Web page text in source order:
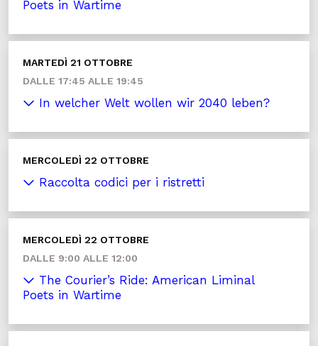
Poets in Wartime
MARTEDÌ 21 OTTOBRE
DALLE 17:45 ALLE 19:45
In welcher Welt wollen wir 2040 leben?
MERCOLEDÌ 22 OTTOBRE
Raccolta codici per i ristretti
MERCOLEDÌ 22 OTTOBRE
DALLE 9:00 ALLE 12:00
The Courier’s Ride: American Liminal
Poets in Wartime